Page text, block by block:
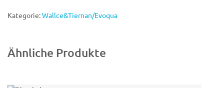
Menge
Kategorie:Wallce&Tiernan/Evoqua
Ähnliche Produkte